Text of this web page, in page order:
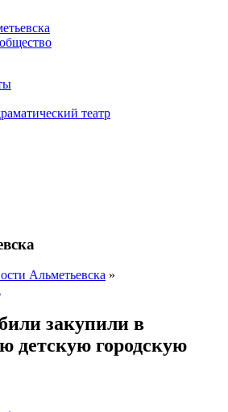
театр
Альметьевска »
закупили в
детскую городскую